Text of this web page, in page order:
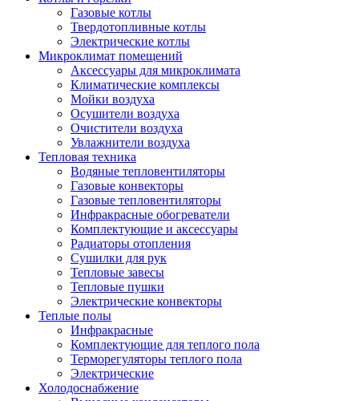
Газовые котлы
Твердотопливные котлы
Электрические котлы
Микроклимат помещений
Аксессуары для микроклимата
Климатические комплексы
Мойки воздуха
Осушители воздуха
Очистители воздуха
Увлажнители воздуха
Тепловая техника
Водяные тепловентиляторы
Газовые конвекторы
Газовые тепловентиляторы
Инфракрасные обогреватели
Комплектующие и аксессуары
Радиаторы отопления
Сушилки для рук
Тепловые завесы
Тепловые пушки
Электрические конвекторы
Теплые полы
Инфракрасные
Комплектующие для теплого пола
Терморегуляторы теплого пола
Электрические
Холодоснабжение